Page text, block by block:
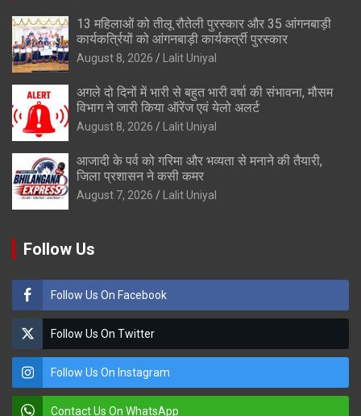
13 महिलाओं को तीलू रौतेली पुरस्कार और 35 आंगनबाड़ी
कार्यकर्त्रियों को आंगनबाड़ी कार्यकर्त्री पुरस्कार
August 8, 2026 Lalit Uniyal
अगले दो दिनों में भारी से बहुत भारी वर्षा की संभावना, मौसम
विभाग ने जारी किया ऑरेंज एवं येलो अलर्ट
August 8, 2026 Lalit Uniyal
आजादी के पर्व को गरिमा और भव्यता से मनाने की तैयारी,
जिला प्रशासन ने कसी कमर
August 7, 2026 Lalit Uniyal
Follow Us
Follow Us On Facebook
Follow Us On Twitter
Follow Us On Instagram
Contact Us On WhatsApp